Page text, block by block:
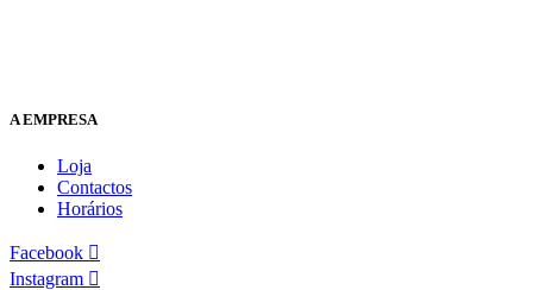
A EMPRESA
Loja
Contactos
Horários
Facebook
Instagram